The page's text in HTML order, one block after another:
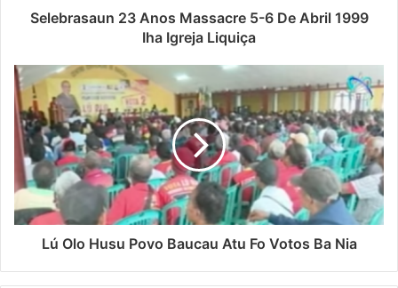
Selebrasaun 23 Anos Massacre 5-6 De Abril 1999
Iha Igreja Liquiça
Lú Olo Husu Povo Baucau Atu Fo Votos Ba Nia